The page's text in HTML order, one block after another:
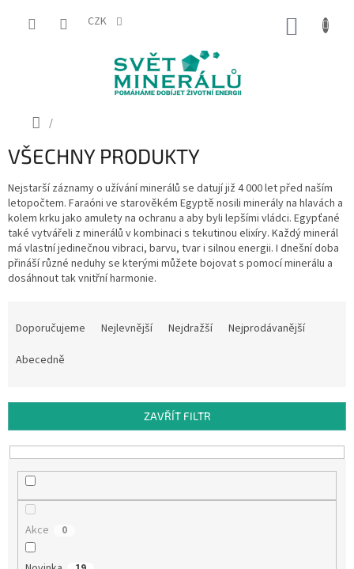
CZK
Domů
/
VŠECHNY PRODUKTY
Nejstarší záznamy o užívání minerálů se datují již 4 000 let před naším
letopočtem. Faraóni ve starověkém Egyptě nosili minerály na hlavách a
kolem krku jako amulety na ochranu a aby byli lepšími vládci. Egypťané
také vytvářeli z minerálů v kombinaci s tekutinou elixíry. Každý minerál
má vlastní jedinečnou vibraci, barvu, tvar i silnou energii. I dnešní doba
přináší různé neduhy se kterými můžete bojovat s pomocí minerálu a
dosáhnout tak vnitřní harmonie.
r
o
Doporučujeme Nejlevnější Nejdražší
Nejprodávanější
Abecedně
ZAVŘÍT FILTR
Akce 0